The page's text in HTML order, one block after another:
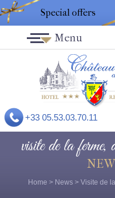
Special offers
+33 05.53.03.70.11
Menu
visite de la ferme,
Home > News > Visite de